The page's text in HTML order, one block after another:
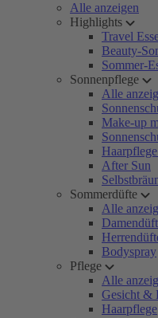
Alle anzeigen
Highlights
Travel
Beauty-
Sommer-
Sonnenpflege
Alle
Make-up
After Sun
Sommerdüfte
Alle
Bodyspray
Pflege
Alle
Gesicht &
Haarpflege